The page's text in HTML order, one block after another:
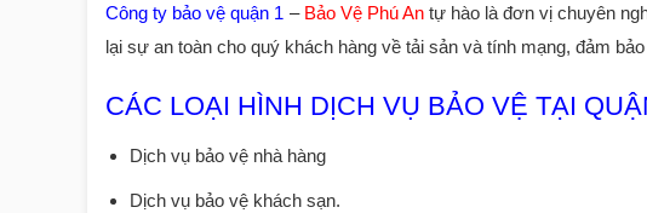
Công ty bảo vệ quận 1 –Bảo Vệ Phú Antự hào là đơn vị chuyên
lại sự an toàn cho quý khách hàng về tải sản và tính mạng, đảm
CÁC LOẠI HÌNH DỊCH VỤ BẢO VỆ TẠI
Dịch vụ bảo vệ nhà hàng
Dịch vụ bảo vệ khách sạn.